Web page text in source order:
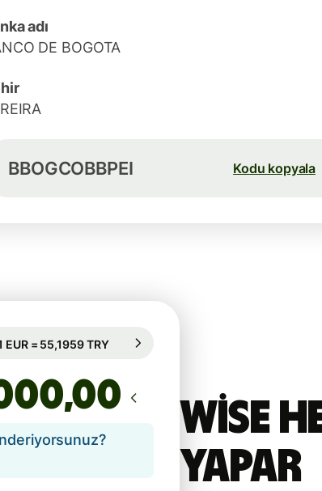
adı
DE BOGOTA
BBOGCOBBPEI Kodu kopyala
Wise
yapar
sa. için garanti edilir
,00